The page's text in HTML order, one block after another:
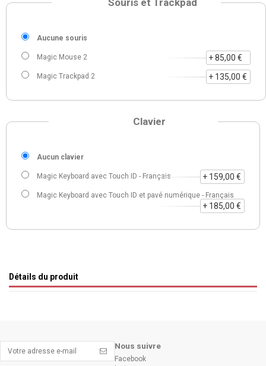
Aucune souris
Magic Mouse 2 + 85,00 €
Magic Trackpad 2 + 135,00 €
Clavier
Aucun clavier
Magic Keyboard avec Touch ID - Français + 159,00 €
Magic Keyboard avec Touch ID et pavé numérique - Français
+ 185,00 €
Détails du produit
Nous suivre
Facebook